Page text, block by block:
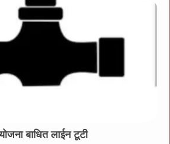
बाधित लाईन टूटी